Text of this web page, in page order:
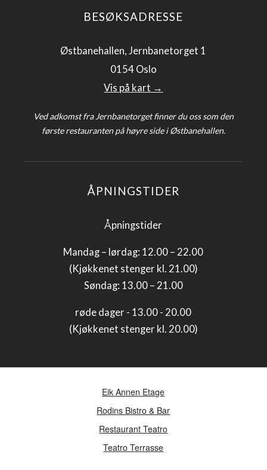
BESØKSADRESSE
Østbanehallen, Jernbanetorget 1
0154 Oslo
Vis på kart →
Ved adkomst fra Jernbanetorget finner du oss som den
første restauranten på høyre side i Østbanehallen.
ÅPNINGSTIDER
Åpningstider
Mandag – lørdag: 12.00 – 22.00
(Kjøkkenet stenger kl. 21.00)
Søndag: 13.00 – 21.00
røde dager - 13.00 - 20.00
(Kjøkkenet stenger kl. 20.00)
Eik Annen Etage
Rodins Bistro & Bar
Restaurant Teatro
Teatro Terrasse